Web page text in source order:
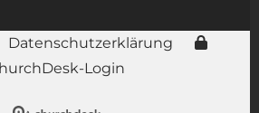
Datenschutzerklärung
Login